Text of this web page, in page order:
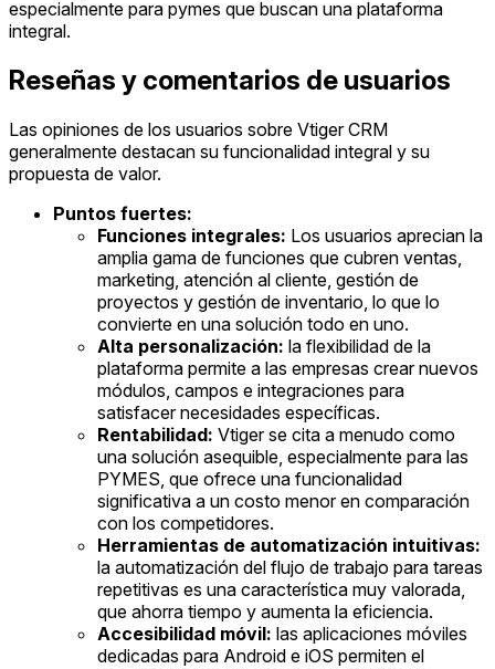
especialmente para pymes que buscan una plataforma
integral.
Reseñas y comentarios de usuarios
Las opiniones de los usuarios sobre Vtiger CRM
generalmente destacan su funcionalidad integral y su
propuesta de valor.
Puntos fuertes:
Funciones integrales: Los usuarios aprecian la
amplia gama de funciones que cubren ventas,
marketing, atención al cliente, gestión de
proyectos y gestión de inventario, lo que lo
convierte en una solución todo en uno.
Alta personalización: la flexibilidad de la
plataforma permite a las empresas crear nuevos
módulos, campos e integraciones para
satisfacer necesidades específicas.
Rentabilidad: Vtiger se cita a menudo como
una solución asequible, especialmente para las
PYMES, que ofrece una funcionalidad
significativa a un costo menor en comparación
con los competidores.
Herramientas de automatización intuitivas:
la automatización del flujo de trabajo para tareas
repetitivas es una característica muy valorada,
que ahorra tiempo y aumenta la eficiencia.
Accesibilidad móvil: las aplicaciones móviles
dedicadas para Android e iOS permiten el